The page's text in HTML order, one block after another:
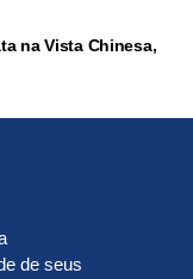
na Vista Chinesa,
de seus